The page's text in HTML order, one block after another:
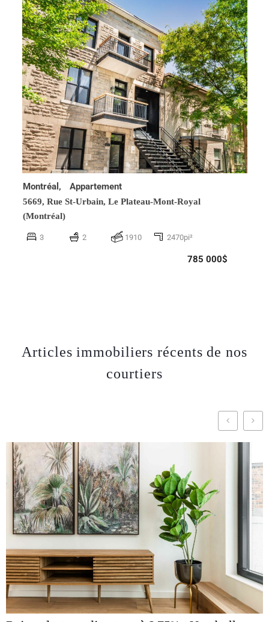
Montréal, Appartement
5669, Rue St-Urbain, Le Plateau-Mont-Royal
(Montréal)
3 2 1910 2470pi²
785 000$
Articles immobiliers récents de nos
courtiers